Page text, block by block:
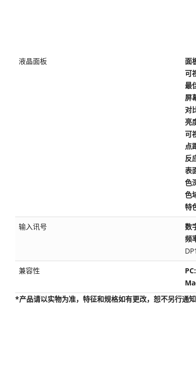
液晶面板 面
可
最
屏
对
亮
可
点
反
表
色
色
特
输入讯号 数
频
兼容性 PC:
*产品请以实物为准，特征和规格如有更改，恕不另行通知